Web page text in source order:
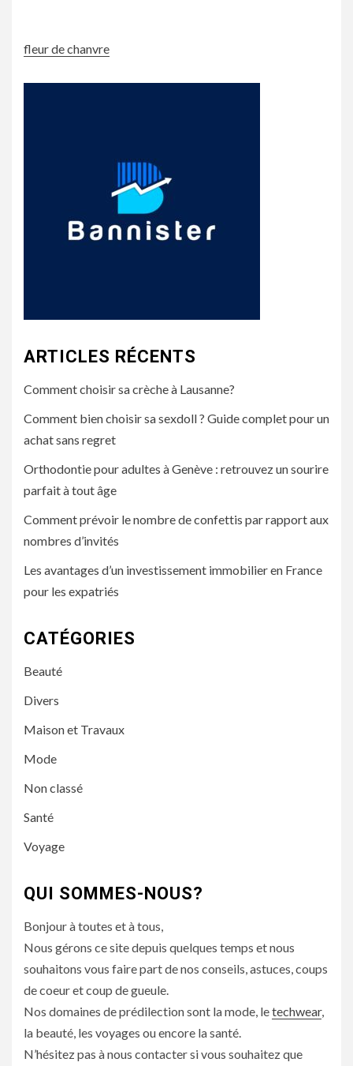
fleur de chanvre
ARTICLES RÉCENTS
Comment choisir sa crèche à Lausanne?
Comment bien choisir sa sexdoll ? Guide complet pour un
achat sans regret
Orthodontie pour adultes à Genève : retrouvez un sourire
parfait à tout âge
Comment prévoir le nombre de confettis par rapport aux
nombres d’invités
Les avantages d’un investissement immobilier en France
pour les expatriés
CATÉGORIES
Beauté
Divers
Maison et Travaux
Mode
Non classé
Santé
Voyage
QUI SOMMES-NOUS?
Bonjour à toutes et à tous,
Nous gérons ce site depuis quelques temps et nous
souhaitons vous faire part de nos conseils, astuces, coups
de coeur et coup de gueule.
Nos domaines de prédilection sont la mode, letechwear,
la beauté, les voyages ou encore la santé.
N’hésitez pas à nous contacter si vous souhaitez que